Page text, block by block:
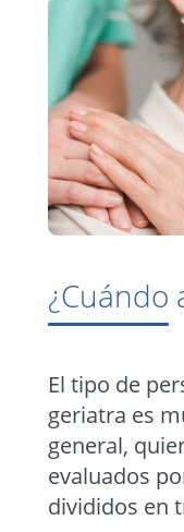
¿Cuándo
El tipo de
geriatra es
general,
evaluados
divididos en